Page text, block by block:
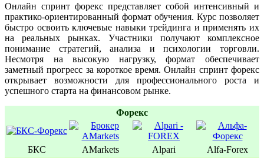
Онлайн спринт форекс представляет собой интенсивный и
практико-ориентированный формат обучения. Курс позволяет
быстро освоить ключевые навыки трейдинга и применять их
на реальных рынках. Участники получают комплексное
понимание стратегий, анализа и психологии торговли.
Несмотря на высокую нагрузку, формат обеспечивает
заметный прогресс за короткое время. Онлайн спринт форекс
открывает возможности для профессионального роста и
успешного старта на финансовом рынке.
Форекс
БКС AMarkets Alpari Alfa-Forex